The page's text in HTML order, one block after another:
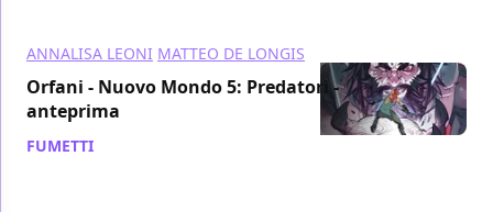
ANNALISA LEONI MATTEO DE LONGIS
Orfani - Nuovo Mondo 5: Predatori -
anteprima
FUMETTI